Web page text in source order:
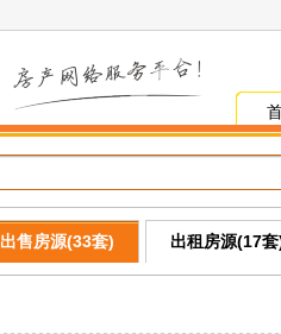
出售房源(33套) 出租房源(17